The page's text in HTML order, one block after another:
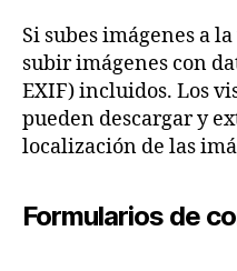
Si subes imágenes a
subir imágenes con
EXIF) incluidos. Los
pueden descargar y
localización de las
Formularios de